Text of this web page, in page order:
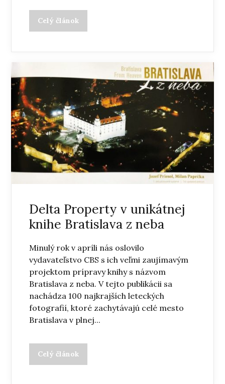
Celý článok
Delta Property v unikátnej
knihe Bratislava z neba
Minulý rok v apríli nás oslovilo
vydavateľstvo CBS s ich veľmi zaujímavým
projektom prípravy knihy s názvom
Bratislava z neba. V tejto publikácii sa
nachádza 100 najkrajších leteckých
fotografií, ktoré zachytávajú celé mesto
Bratislava v plnej...
Celý článok